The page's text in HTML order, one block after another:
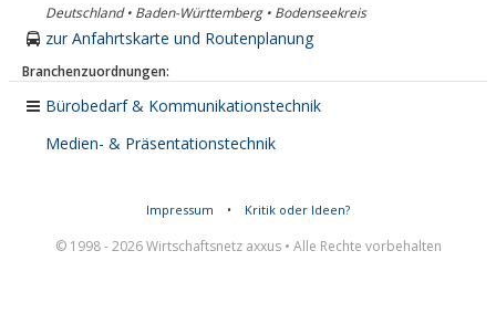
Deutschland • Baden-Württemberg • Bodenseekreis
zur Anfahrtskarte und Routenplanung
Branchenzuordnungen:
Bürobedarf & Kommunikationstechnik
Medien- & Präsentationstechnik
Impressum • Kritik oder Ideen?
© 1998 - 2026 Wirtschaftsnetz axxus • Alle Rechte vorbehalten